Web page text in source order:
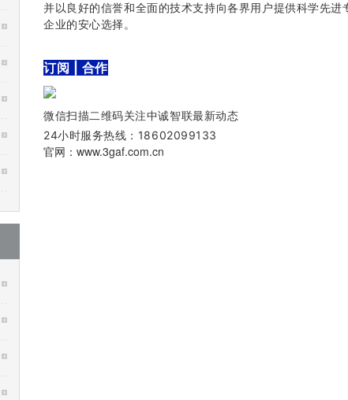
并以良好的信誉和全面的技术支持向各界用户提供科学先进
企业的安心选择。
订阅 | 合作
微信扫描二维码关注中诚智联最新动态
24小时服务热线：18602099133
官网：www.3gaf.com.cn